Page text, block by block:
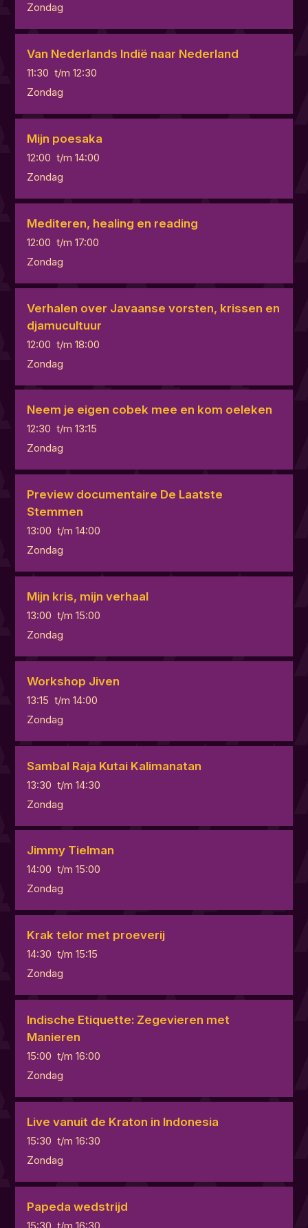
Zondag
Van Nederlands Indië naar Nederland
11:30 t/m12:30
Zondag
Mijn poesaka
12:00 t/m14:00
Zondag
Mediteren, healing en reading
12:00 t/m17:00
Zondag
Verhalen over Javaanse vorsten, krissen en
djamucultuur
12:00 t/m18:00
Zondag
Neem je eigen cobek mee en kom oeleken
12:30 t/m13:15
Zondag
Preview documentaire De Laatste
Stemmen
13:00 t/m14:00
Zondag
Mijn kris, mijn verhaal
13:00 t/m15:00
Zondag
Workshop Jiven
13:15 t/m14:00
Zondag
Sambal Raja Kutai Kalimanatan
13:30 t/m14:30
Zondag
Jimmy Tielman
14:00 t/m15:00
Zondag
Krak telor met proeverij
14:30 t/m15:15
Zondag
Indische Etiquette: Zegevieren met
Manieren
15:00 t/m16:00
Zondag
Live vanuit de Kraton in Indonesia
15:30 t/m16:30
Zondag
Papeda wedstrijd
15:30 t/m16:30